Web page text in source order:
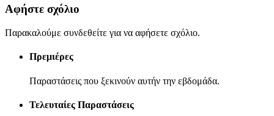
Αφήστε σχόλιο
Παρακαλούμε συνδεθείτε για να αφήσετε σχόλιο.
Πρεμιέρες
Παραστάσεις που ξεκινούν αυτήν την εβδομάδα.
Τελευταίες Παραστάσεις